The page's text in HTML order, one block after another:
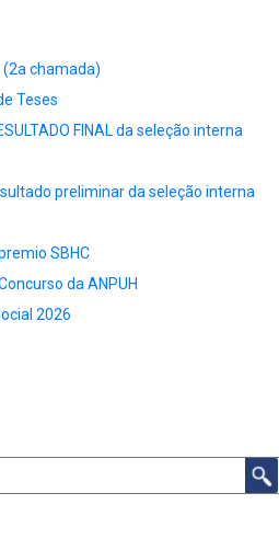
(2a chamada)
Teses
FINAL da seleção interna
preliminar da seleção interna
SBHC
da ANPUH
2026